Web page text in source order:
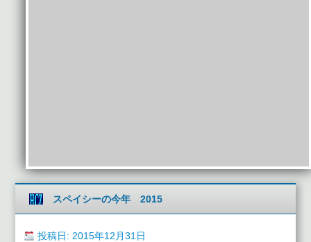
スペイシーの今年 2015
投稿日: 2015年12月31日